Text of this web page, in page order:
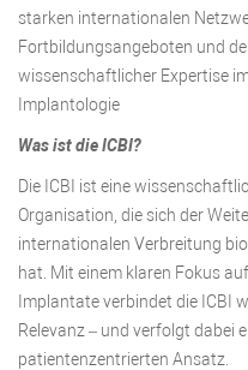
starken internationalen
Fortbildungsangeboten und
wissenschaftlicher Expertise
Implantologie
Was ist die ICBI?
Die ICBI ist eine
Organisation, die sich der
internationalen Verbreitung
hat. Mit einem klaren Fokus
Implantate verbindet die ICBI
Relevanz – und verfolgt dabei
patientenzentrierten Ansatz.